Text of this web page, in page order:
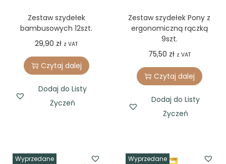
Zestaw szydełek
bambusowych 12szt.
29,90 zł z VAT
Czytaj dalej
Dodaj do Listy
Życzeń
Zestaw szydełek Pony z
ergonomiczną rączką
9szt.
75,50 zł z VAT
Czytaj dalej
Dodaj do Listy
Życzeń
Wyprzedane Wyprzedane